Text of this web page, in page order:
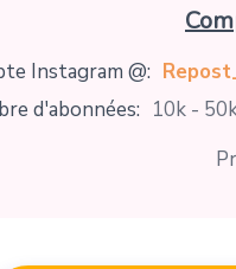
Instagram @:
d'abonnées: 10k -